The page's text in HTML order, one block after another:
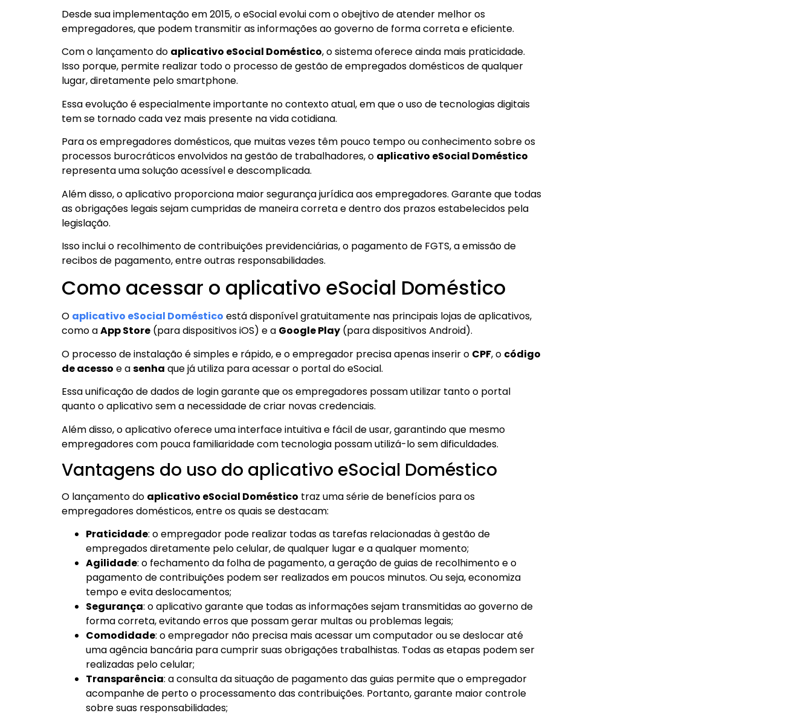
Desde sua implementação em 2015, o eSocial evolui com o obejtivo de atender melhor os
empregadores, que podem transmitir as informações ao governo de forma correta e eficiente.
Com o lançamento do aplicativo eSocial Doméstico, o sistema oferece ainda mais praticidade.
Isso porque, permite realizar todo o processo de gestão de empregados domésticos de qualquer
lugar, diretamente pelo smartphone.
Essa evolução é especialmente importante no contexto atual, em que o uso de tecnologias digitais
tem se tornado cada vez mais presente na vida cotidiana.
Para os empregadores domésticos, que muitas vezes têm pouco tempo ou conhecimento sobre os
processos burocráticos envolvidos na gestão de trabalhadores, o aplicativo eSocial Doméstico
representa uma solução acessível e descomplicada.
Além disso, o aplicativo proporciona maior segurança jurídica aos empregadores. Garante que todas
as obrigações legais sejam cumpridas de maneira correta e dentro dos prazos estabelecidos pela
legislação.
Isso inclui o recolhimento de contribuições previdenciárias, o pagamento de FGTS, a emissão de
recibos de pagamento, entre outras responsabilidades.
Como acessar o aplicativo eSocial Doméstico
O aplicativo eSocial Doméstico está disponível gratuitamente nas principais lojas de aplicativos,
como aApp Store (para dispositivos iOS) e a Google Play (para dispositivos Android).
O processo de instalação é simples e rápido, e o empregador precisa apenas inserir o CPF, o código
de acesso e asenha que já utiliza para acessar o portal do eSocial.
Essa unificação de dados de login garante que os empregadores possam utilizar tanto o portal
quanto o aplicativo sem a necessidade de criar novas credenciais.
Além disso, o aplicativo oferece uma interface intuitiva e fácil de usar, garantindo que mesmo
empregadores com pouca familiaridade com tecnologia possam utilizá-lo sem dificuldades.
Vantagens do uso do aplicativo eSocial Doméstico
O lançamento do aplicativo eSocial Doméstico traz uma série de benefícios para os
empregadores domésticos, entre os quais se destacam:
Praticidade: o empregador pode realizar todas as tarefas relacionadas à gestão de
empregados diretamente pelo celular, de qualquer lugar e a qualquer momento;
Agilidade: o fechamento da folha de pagamento, a geração de guias de recolhimento e o
pagamento de contribuições podem ser realizados em poucos minutos. Ou seja, economiza
tempo e evita deslocamentos;
Segurança: o aplicativo garante que todas as informações sejam transmitidas ao governo de
forma correta, evitando erros que possam gerar multas ou problemas legais;
Comodidade: o empregador não precisa mais acessar um computador ou se deslocar até
uma agência bancária para cumprir suas obrigações trabalhistas. Todas as etapas podem ser
realizadas pelo celular;
Transparência: a consulta da situação de pagamento das guias permite que o empregador
acompanhe de perto o processamento das contribuições. Portanto, garante maior controle
sobre suas responsabilidades;